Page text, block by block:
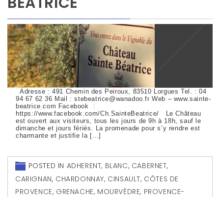
Adresse : 491 Chemin des Peiroux, 83510 Lorgues Tel. : 04
94 67 62 36 Mail : stebeatrice@wanadoo.fr Web – www.sainte-
beatrice.com Facebook :
https://www.facebook.com/Ch.SainteBeatrice/ Le Château
est ouvert aux visiteurs, tous les jours de 9h à 18h, sauf le
dimanche et jours fériés. La promenade pour s’y rendre est
charmante et justifie la […]
POSTED IN ADHERENT, BLANC, CABERNET,
CARIGNAN, CHARDONNAY, CINSAULT, CÔTES DE
PROVENCE, GRENACHE, MOURVÈDRE, PROVENCE-